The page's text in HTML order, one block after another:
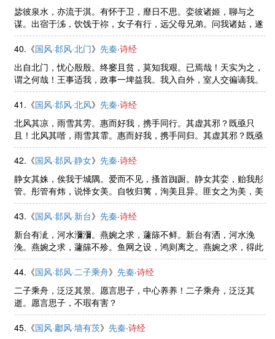
毖彼泉水，亦流于淇。有怀于卫，靡日不思。娈彼诸姬，聊与之
谋。出宿于泲，饮饯于祢，女子有行，远父母兄弟。问我诸姑，遂
及伯姊。出宿于干，饮饯于言。载脂载辖，还车言迈。遄臻于卫，
不瑕有害？我思肥泉，兹之永叹 ......
40.《国风·邶风·北门》先秦·诗经
出自北门，忧心殷殷。终窭且贫，莫知我艰。已焉哉！天实为之，
谓之何哉！王事适我，政事一埤益我。我入自外，室人交徧谪我。
已焉哉！天实为之，谓之何哉！王事敦我，政事一埤遗我。我入自
外，室人交徧摧我。已焉哉！ ......
41.《国风·邶风·北风》先秦·诗经
北风其凉，雨雪其雱。惠而好我，携手同行。其虚其邪？既亟只
且！北风其喈，雨雪其霏。惠而好我，携手同归。其虚其邪？既亟
只且！莫赤匪狐，莫黑匪乌。惠而好我，携手同车。其虚其邪？既
亟只且！
42.《国风·邶风·静女》先秦·诗经
静女其姝，俟我于城隅。爱而不见，搔首踟蹰。静女其娈，贻我彤
管。彤管有炜，说怿女美。自牧归荑，洵美且异。匪女之为美，美
人之贻。
43.《国风·邶风·新台》先秦·诗经
新台有泚，河水瀰瀰。燕婉之求，蘧篨不鲜。新台有洒，河水浼
浼。燕婉之求，蘧篨不殄。鱼网之设，鸿则离之。燕婉之求，得此
戚施。
44.《国风·邶风·二子乘舟》先秦·诗经
二子乘舟，泛泛其景。愿言思子，中心养养！二子乘舟，泛泛其
逝。愿言思子，不瑕有害？
45.《国风·鄘风·墙有茨》先秦·诗经